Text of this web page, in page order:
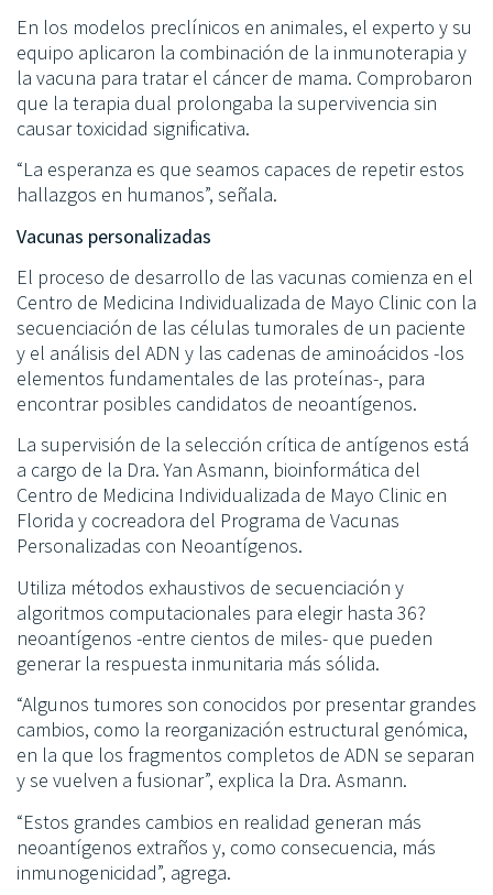
En los modelos preclínicos en animales, el experto y su
equipo aplicaron la combinación de la inmunoterapia y
la vacuna para tratar el cáncer de mama. Comprobaron
que la terapia dual prolongaba la supervivencia sin
causar toxicidad significativa.
“La esperanza es que seamos capaces de repetir estos
hallazgos en humanos”, señala.
Vacunas personalizadas
El proceso de desarrollo de las vacunas comienza en el
Centro de Medicina Individualizada de Mayo Clinic con la
secuenciación de las células tumorales de un paciente
y el análisis del ADN y las cadenas de aminoácidos -los
elementos fundamentales de las proteínas-, para
encontrar posibles candidatos de neoantígenos.
La supervisión de la selección crítica de antígenos está
a cargo de la Dra. Yan Asmann, bioinformática del
Centro de Medicina Individualizada de Mayo Clinic en
Florida y cocreadora del Programa de Vacunas
Personalizadas con Neoantígenos.
Utiliza métodos exhaustivos de secuenciación y
algoritmos computacionales para elegir hasta 36?
neoantígenos -entre cientos de miles- que pueden
generar la respuesta inmunitaria más sólida.
“Algunos tumores son conocidos por presentar grandes
cambios, como la reorganización estructural genómica,
en la que los fragmentos completos de ADN se separan
y se vuelven a fusionar”, explica la Dra. Asmann.
“Estos grandes cambios en realidad generan más
neoantígenos extraños y, como consecuencia, más
inmunogenicidad”, agrega.